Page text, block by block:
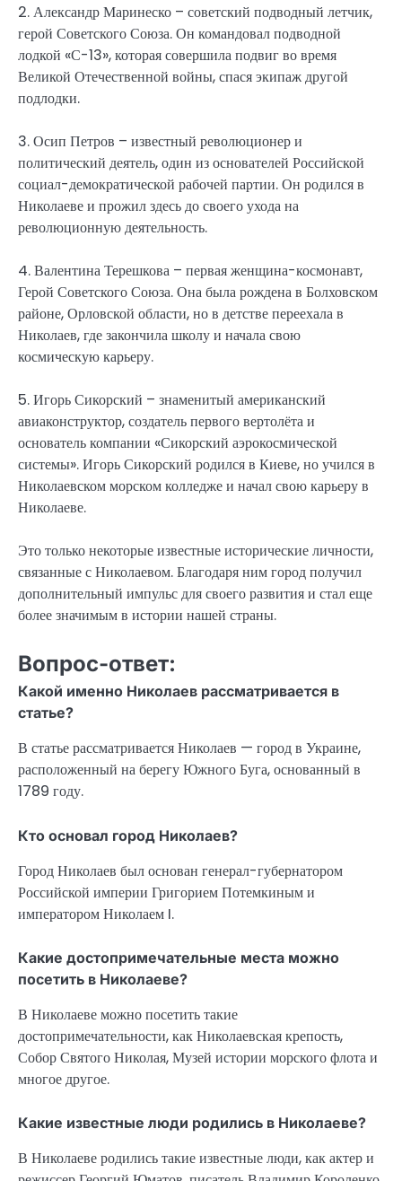
2. Александр Маринеско – советский подводный летчик,
герой Советского Союза. Он командовал подводной
лодкой «С-13», которая совершила подвиг во время
Великой Отечественной войны, спася экипаж другой
подлодки.
3. Осип Петров – известный революционер и
политический деятель, один из основателей Российской
социал-демократической рабочей партии. Он родился в
Николаеве и прожил здесь до своего ухода на
революционную деятельность.
4. Валентина Терешкова – первая женщина-космонавт,
Герой Советского Союза. Она была рождена в Болховском
районе, Орловской области, но в детстве переехала в
Николаев, где закончила школу и начала свою
космическую карьеру.
5. Игорь Сикорский – знаменитый американский
авиаконструктор, создатель первого вертолёта и
основатель компании «Сикорский аэрокосмической
системы». Игорь Сикорский родился в Киеве, но учился в
Николаевском морском колледже и начал свою карьеру в
Николаеве.
Это только некоторые известные исторические личности,
связанные с Николаевом. Благодаря ним город получил
дополнительный импульс для своего развития и стал еще
более значимым в истории нашей страны.
Вопрос-ответ:
Какой именно Николаев рассматривается в
статье?
В статье рассматривается Николаев — город в Украине,
расположенный на берегу Южного Буга, основанный в
1789 году.
Кто основал город Николаев?
Город Николаев был основан генерал-губернатором
Российской империи Григорием Потемкиным и
императором Николаем I.
Какие достопримечательные места можно
посетить в Николаеве?
В Николаеве можно посетить такие
достопримечательности, как Николаевская крепость,
Собор Святого Николая, Музей истории морского флота и
многое другое.
Какие известные люди родились в Николаеве?
В Николаеве родились такие известные люди, как актер и